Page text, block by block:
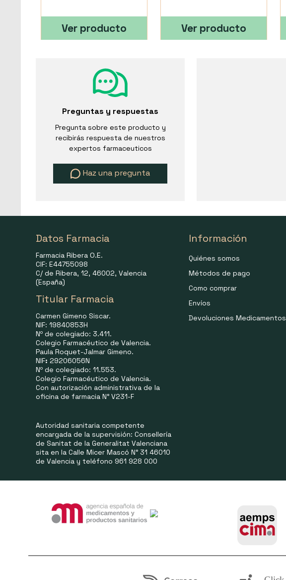
Ver producto Ver producto
Preguntas y respuestas
Pregunta sobre este producto y
recibirás respuesta de nuestros
expertos farmaceuticos
Haz una pregunta
Datos Farmacia
Farmacia Ribera O.E.
CIF: E44755098
C/ de Ribera, 12, 46002, Valencia
(España)
Titular Farmacia
Carmen Gimeno Siscar.
NIF: 19840853H
Nº de colegiado: 3.411.
Colegio Farmacéutico de Valencia.
Paula Roquet-Jalmar Gimeno.
NIF: 29206056N
Nº de colegiado: 11.553.
Colegio Farmacéutico de Valencia.
Con autorización administrativa de la
oficina de farmacia N° V231-F
Autoridad sanitaria competente
encargada de la supervisión: Consellería
de Sanitat de la Generalitat Valenciana
sita en la Calle Micer Mascó N° 31 46010
de Valencia y teléfono 961 928 000
Información
Quiénes somos
Métodos de pago
Como comprar
Envíos
Devoluciones Medicamentos